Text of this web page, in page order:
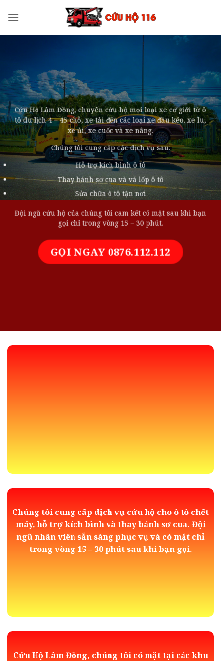
qua
Cứu Hộ Lâm Đồng, chuyên cứu hộ mọi loại xe cơ giới từ ô
tô du lịch 4 – 45 chỗ, xe tải đến các loại xe đầu kéo, xe lu,
xe ủi, xe cuốc và xe nâng.
Chúng tôi cung cấp các dịch vụ sau:
Hỗ trợ kích bình ô tô
Thay bánh sơ cua và vá lốp ô tô
Sửa chữa ô tô tận nơi
Đội ngũ cứu hộ của chúng tôi cam kết có mặt sau khi bạn
gọi chỉ trong vòng 15 – 30 phút.
GỌI NGAY 0876.112.112
Chúng tôi cung cấp dịch vụ cứu hộ cho ô tô chết
máy, hỗ trợ kích bình và thay bánh sơ cua. Đội
ngũ nhân viên sẵn sàng phục vụ và có mặt chỉ
trong vòng 15 – 30 phút sau khi bạn gọi.
Cứu Hộ Lâm Đồng, chúng tôi có mặt tại các khu